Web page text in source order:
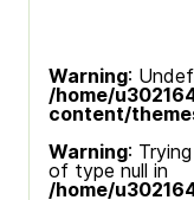
Warning:
/home/
content/
Warning:
of type null in
/home/